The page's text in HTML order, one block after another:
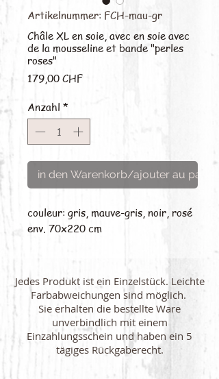
Artikelnummer: FCH-mau-gr
Châle XL en soie, avec en soie avec
de la mousseline et bande "perles
roses"
179,00 CHFPreis
Anzahl *
in den Warenkorb/ajouter au panier
couleur: gris, mauve-gris, noir, rosé
env. 70x220 cm
Jedes Produkt ist ein Einzelstück. Leichte
Farbabweichungen sind möglich.
Sie erhalten die bestellte Ware
unverbindlich mit einem
Einzahlungsschein und haben ein 5
tägiges Rückgaberecht.